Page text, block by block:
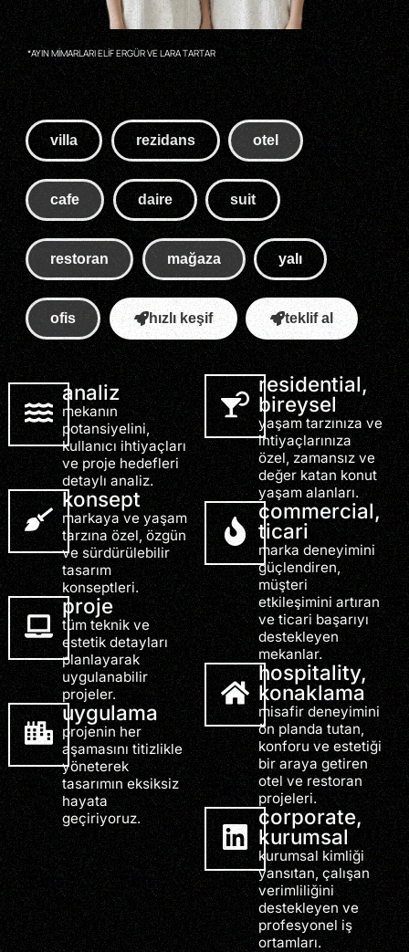
*AYIN MİMARLARI ELİF ERGÜR VE LARA TARTAR
villa rezidans otel
cafe daire suit
restoran mağaza yalı
ofis hızlı keşif teklif al
analiz
mekanın
potansiyelini,
kullanıcı ihtiyaçları
ve proje hedefleri
detaylı analiz.
konsept
markaya ve yaşam
tarzına özel, özgün
ve sürdürülebilir
tasarım
konseptleri.
proje
tüm teknik ve
estetik detayları
planlayarak
uygulanabilir
projeler.
uygulama
projenin her
aşamasını titizlikle
yöneterek
tasarımın eksiksiz
hayata
geçiriyoruz.
residential,
bireysel
yaşam tarzınıza ve
ihtiyaçlarınıza
özel, zamansız ve
değer katan konut
yaşam alanları.
commercial,
ticari
marka deneyimini
güçlendiren,
müşteri
etkileşimini artıran
ve ticari başarıyı
destekleyen
mekanlar.
hospitality,
konaklama
misafir deneyimini
ön planda tutan,
konforu ve estetiği
bir araya getiren
otel ve restoran
projeleri.
corporate,
kurumsal
kurumsal kimliği
yansıtan, çalışan
verimliliğini
destekleyen ve
profesyonel iş
ortamları.